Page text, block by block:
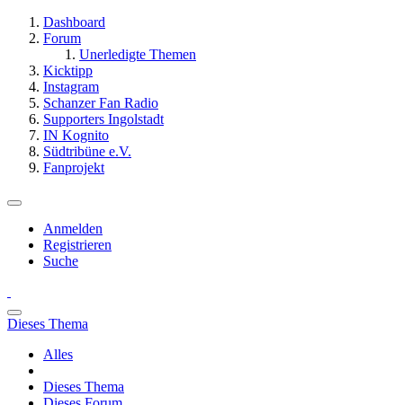
Dashboard
Forum
Unerledigte Themen
Kicktipp
Instagram
Schanzer Fan Radio
Supporters Ingolstadt
IN Kognito
Südtribüne e.V.
Fanprojekt
Anmelden
Registrieren
Suche
Dieses Thema
Alles
Dieses Thema